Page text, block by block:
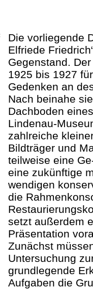
Die vorliegende
Elfriede
Gegenstand.
1925 bis 1927
Gedenken an
Nach beinahe
Dachboden
Lindenau-
zahlreiche
Bildträger und
teilweise eine
eine zukünftige
wendigen
die
setzt außerdem
Präsentation
Zunächst
Untersuchung
grundlegende
Aufgaben die